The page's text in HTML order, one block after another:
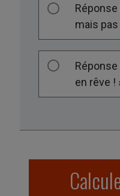
Réponse
mais
Réponse
en rêve !